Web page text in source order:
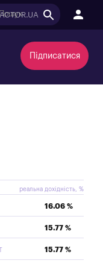
Підписатися
реальна дохідність, %
16.06 %
15.77 %
15.77 %